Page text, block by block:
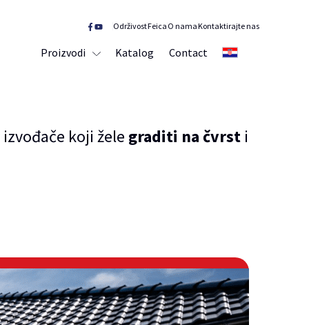
Proizvodi Katalog Contact
OdrživostFeica O namaKontaktirajte nas
koji žele graditi na čvrst i